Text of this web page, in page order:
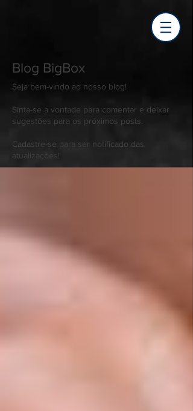
Blog BigBox
Seja bem-vindo ao nosso blog!
Sinta-se a vontade para comentar e deixar
sugestões para os próximos posts.
Cadastre-se para ser notificado das
atualizações!